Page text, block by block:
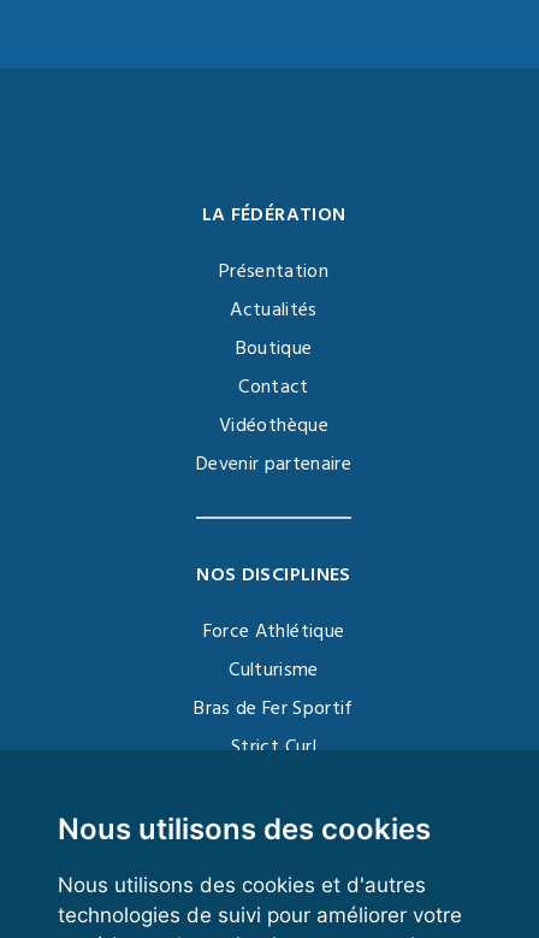
Nous utilisons des cookies
Nous utilisons des cookies et d'autres
technologies de suivi pour améliorer votre
LA FÉDÉRATION
Présentation
Actualités
Boutique
Contact
Vidéothèque
Devenir partenaire
NOS DISCIPLINES
Force Athlétique
Culturisme
Bras de Fer Sportif
Strict Curl
Kettlebell